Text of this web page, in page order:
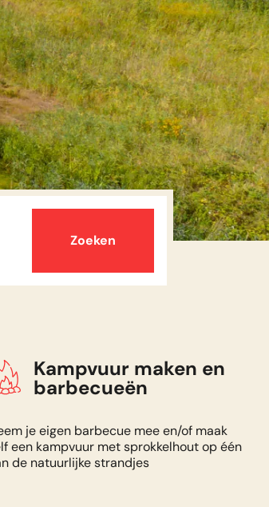
2026
2026
Kampvuur maken en
barbecueën
je eigen barbecue mee en/of maak
een kampvuur met sprokkelhout op één
de natuurlijke strandjes